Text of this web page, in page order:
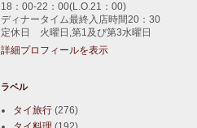
18：00-22：00(L.O.21：00)
ディナータイム最終入店時間20：30
定休日 火曜日,第1及び第3水曜日
詳細プロフィールを表示
ラベル
タイ旅行 (276)